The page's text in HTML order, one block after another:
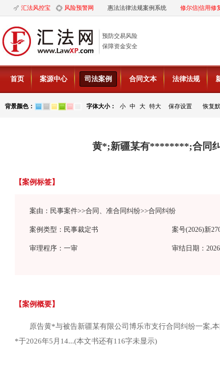
汇法风控宝 风险预警网 惠法法律法规案例系统 修尔信|信用修
预防交易风险
保障资金安全
首页 案源中心 司法案例 合同文本 法律法规
背景颜色： 字体大小： 小 中 大 特大 保存设置 恢复
黄*;新疆某有********;合同
【案例标签】
案由：民事案件>>合同、准合同纠纷>>合同纠纷
案例类型：民事裁定书 案号(2026)新
审理程序：一审 审结日期：
【案例概要】
原告黄*与被告新疆某有限公司博乐市支行合同纠纷一案,
*于2026年5月14...(本文书还有116字未显示)